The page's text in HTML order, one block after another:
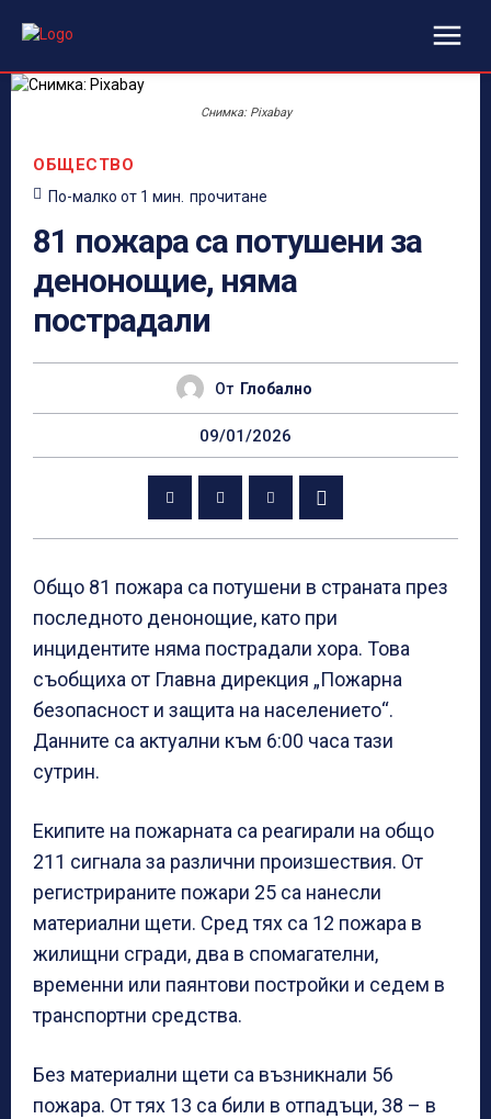
Снимка: Pixabay
ОБЩЕСТВО
По-малко от 1 мин. прочитане
81 пожара са потушени за
денонощие, няма
пострадали
От Глобално
09/01/2026
Общо 81 пожара са потушени в страната през
последното денонощие, като при
инцидентите няма пострадали хора. Това
съобщиха от Главна дирекция „Пожарна
безопасност и защита на населението“.
Данните са актуални към 6:00 часа тази
сутрин.
Екипите на пожарната са реагирали на общо
211 сигнала за различни произшествия. От
регистрираните пожари 25 са нанесли
материални щети. Сред тях са 12 пожара в
жилищни сгради, два в спомагателни,
временни или паянтови постройки и седем в
транспортни средства.
Без материални щети са възникнали 56
пожара. От тях 13 са били в отпадъци, 38 – в